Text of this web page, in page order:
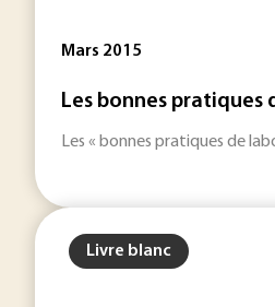
Mars 2015
Les bonnes pratiques
Les « bonnes pratiques de
Livre blanc